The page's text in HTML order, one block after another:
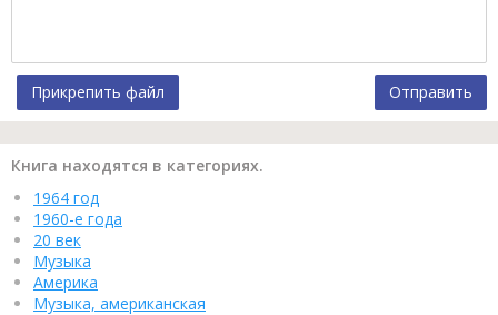
Прикрепить файл Отправить
Книга находятся в категориях.
1964 год
1960-е года
20 век
Музыка
Америка
Музыка, американская